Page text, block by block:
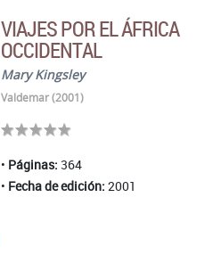
VIAJES POR EL ÁFRICA
OCCIDENTAL
Mary Kingsley
Valdemar (2001)
Páginas: 364
Fecha de edición: 2001